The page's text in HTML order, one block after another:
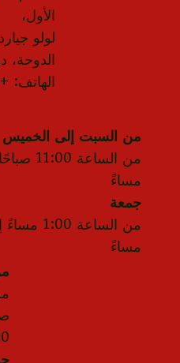
الأول،
لولو
الدوحة،
الهاتف: +974 3389 6688
من السبت إلى الخميس
مساءً
جمعة
مساءً